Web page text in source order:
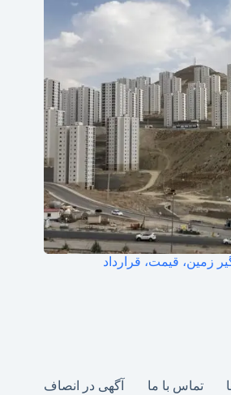
قیمت، قرارداد
تماس با ما
آگهی در انصاف